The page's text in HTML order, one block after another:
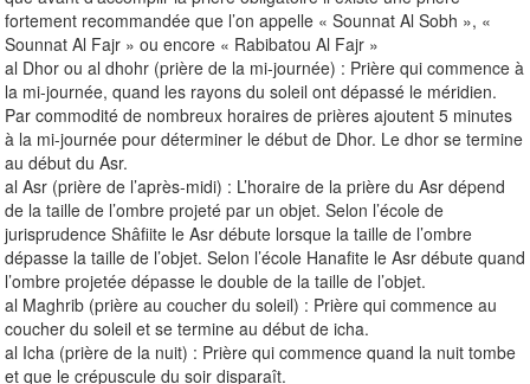
fortement recommandée que l’on appelle « Sounnat Al Sobh », «
Sounnat Al Fajr » ou encore « Rabibatou Al Fajr »
al Dhor ou al dhohr (prière de la mi-journée) : Prière qui commence à
la mi-journée, quand les rayons du soleil ont dépassé le méridien.
Par commodité de nombreux horaires de prières ajoutent 5 minutes
à la mi-journée pour déterminer le début de Dhor. Le dhor se termine
au début du Asr.
al Asr (prière de l’après-midi) : L’horaire de la prière du Asr dépend
de la taille de l’ombre projeté par un objet. Selon l’école de
jurisprudence Shâfiite le Asr débute lorsque la taille de l’ombre
dépasse la taille de l’objet. Selon l’école Hanafite le Asr débute quand
l’ombre projetée dépasse le double de la taille de l’objet.
al Maghrib (prière au coucher du soleil) : Prière qui commence au
coucher du soleil et se termine au début de icha.
al Icha (prière de la nuit) : Prière qui commence quand la nuit tombe
et que le crépuscule du soir disparaît.